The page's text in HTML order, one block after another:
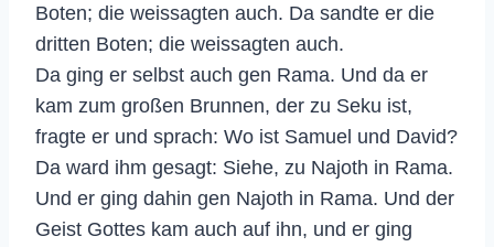
Boten; die weissagten auch. Da sandte er die
dritten Boten; die weissagten auch.
Da ging er selbst auch gen Rama. Und da er
kam zum großen Brunnen, der zu Seku ist,
fragte er und sprach: Wo ist Samuel und David?
Da ward ihm gesagt: Siehe, zu Najoth in Rama.
Und er ging dahin gen Najoth in Rama. Und der
Geist Gottes kam auch auf ihn, und er ging